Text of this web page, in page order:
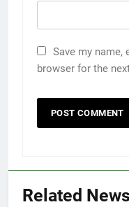
Save my name,
browser for the
Related News